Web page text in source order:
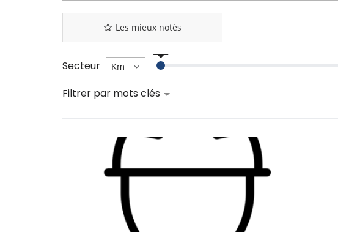
Les mieux notés
Secteur
Filtrer par mots clés